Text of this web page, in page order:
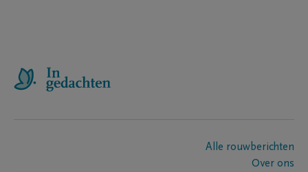
Alle rouwberichten
Over ons